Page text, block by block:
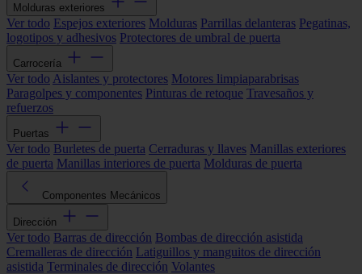
Molduras exteriores
Ver todo Espejos exteriores Molduras Parrillas delanteras Pegatinas,
logotipos y adhesivos Protectores de umbral de puerta
Carrocería
Ver todo Aislantes y protectores Motores limpiaparabrisas
Paragolpes y componentes Pinturas de retoque Travesaños y
refuerzos
Puertas
Ver todo Burletes de puerta Cerraduras y llaves Manillas exteriores
de puerta Manillas interiores de puerta Molduras de puerta
Componentes Mecánicos
Dirección
Ver todo Barras de dirección Bombas de dirección asistida
Cremalleras de dirección Latiguillos y manguitos de dirección
asistida Terminales de dirección Volantes